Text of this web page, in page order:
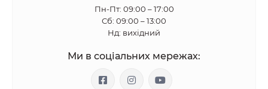
Пн-Пт: 09:00 – 17:00
Сб: 09:00 – 13:00
Нд: вихідний
Ми в соціальних мережах: